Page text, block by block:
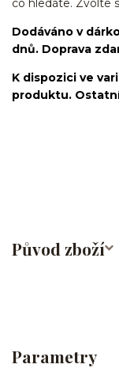
co hledáte. Zvolte
Dodáváno v
dnů. Doprava
K dispozici ve
produktu.
Původ zboží
Parametry